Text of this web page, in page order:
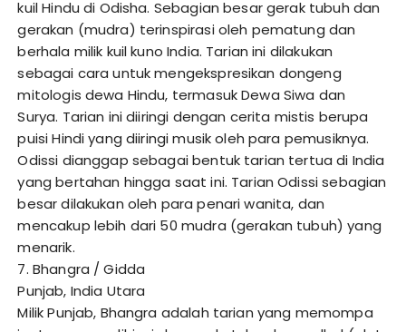
kuil Hindu di Odisha. Sebagian besar gerak tubuh dan
gerakan (mudra) terinspirasi oleh pematung dan
berhala milik kuil kuno India. Tarian ini dilakukan
sebagai cara untuk mengekspresikan dongeng
mitologis dewa Hindu, termasuk Dewa Siwa dan
Surya. Tarian ini diiringi dengan cerita mistis berupa
puisi Hindi yang diiringi musik oleh para pemusiknya.
Odissi dianggap sebagai bentuk tarian tertua di India
yang bertahan hingga saat ini. Tarian Odissi sebagian
besar dilakukan oleh para penari wanita, dan
mencakup lebih dari 50 mudra (gerakan tubuh) yang
menarik.
7. Bhangra / Gidda
Punjab, India Utara
Milik Punjab, Bhangra adalah tarian yang memompa